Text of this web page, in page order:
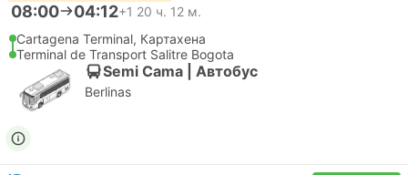
08:00 04:12+1 20 ч. 12 м.
Cartagena Terminal, Картахена
Terminal de Transport Salitre Bogota
Semi Cama | Автобус
Berlinas